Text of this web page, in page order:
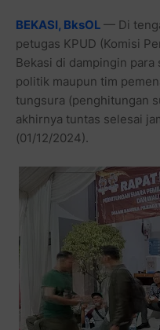
BEKASI, BksOL — Di
petugas KPUD (Komisi
Bekasi di dampingin
politik maupun tim
tungsura (penghitungan
akhirnya tuntas selesai
(01/12/2024).